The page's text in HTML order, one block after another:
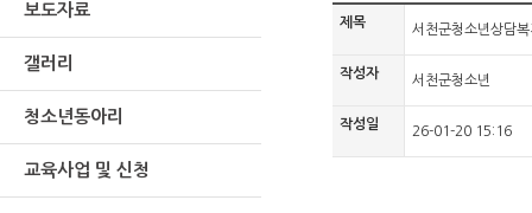
보도자료
갤러리
청소년동아리
교육사업 및 신청
제목 서천군청소년상담
작성자 서천군청소년
작성일 26-01-20 15:16